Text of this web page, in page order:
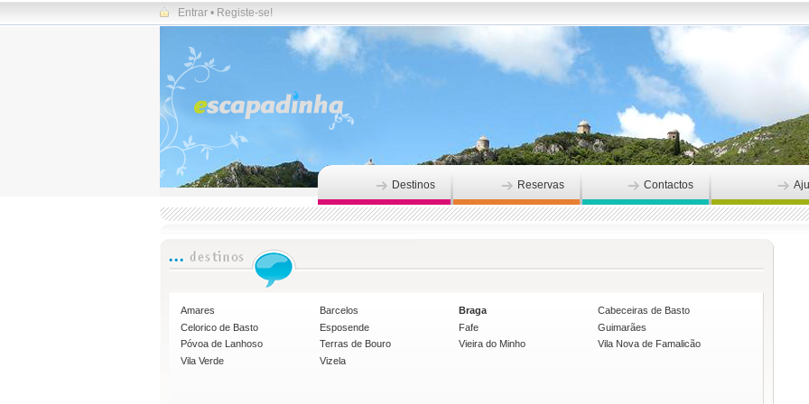
Entrar • Registe-se!
Destinos Reservas Contactos
Amares Barcelos Braga
Cabeceiras de Basto
Celorico de Basto
Esposende Fafe
Guimarães
Póvoa de Lanhoso
Terras de Bouro Vieira do Minho
Vila Nova de Famalicão
Vila Verde
Vizela